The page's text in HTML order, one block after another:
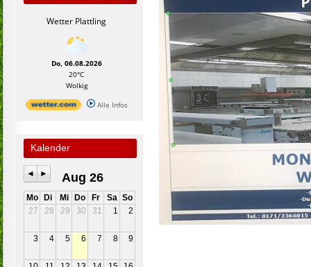
Wetter Plattling
Do, 06.08.2026
20°C
Wolkig
Alle Infos
Kalender
◄ ► Aug 26
Mo Di Mi Do Fr Sa So
27
28 29 30 31 1 2
3 4 5 6 7 8 9